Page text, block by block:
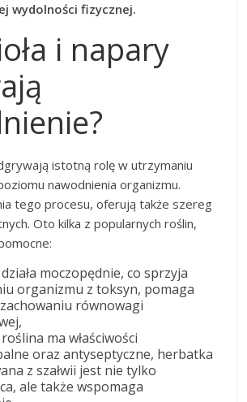
wydolności fizycznej.
i napary
istotną rolę w utrzymaniu
nawodnienia organizmu.
tego procesu, oferują także szereg
Oto kilka z popularnych roślin,
działa moczopędnie, co sprzyja
organizmu z toksyn, pomaga
równowagi
ma właściwości
oraz antyseptyczne, herbatka
z szałwii jest nie tylko
ale także wspomaga